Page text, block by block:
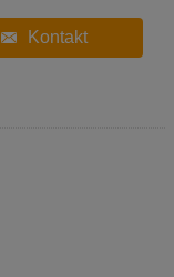
Kontakt